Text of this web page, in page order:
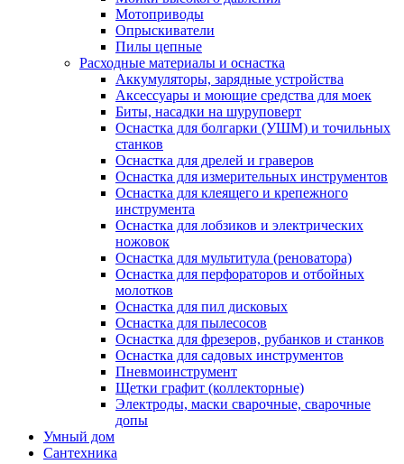
Мотоприводы
Опрыскиватели
Пилы цепные
Расходные материалы и оснастка
Аккумуляторы, зарядные устройства
Аксессуары и моющие средства для моек
Биты, насадки на шуруповерт
Оснастка для болгарки (УШМ) и точильных
станков
Оснастка для дрелей и граверов
Оснастка для измерительных инструментов
Оснастка для клеящего и крепежного
инструмента
Оснастка для лобзиков и электрических
ножовок
Оснастка для мультитула (реноватора)
Оснастка для перфораторов и отбойных
молотков
Оснастка для пил дисковых
Оснастка для пылесосов
Оснастка для фрезеров, рубанков и станков
Оснастка для садовых инструментов
Пневмоинструмент
Щетки графит (коллекторные)
Электроды, маски сварочные, сварочные
допы
Умный дом
Сантехника